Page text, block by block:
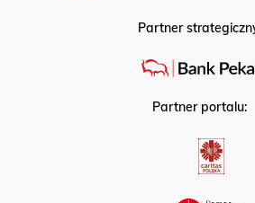
Partner
Partner portalu: